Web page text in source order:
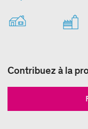
Contribuez à la